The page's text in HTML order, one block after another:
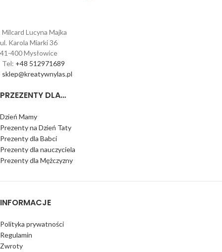
Milcard Lucyna Majka
ul. Karola Miarki 36
41-400 Mysłowice
Tel: +48 512971689
sklep@kreatywnylas.pl
PRZEZENTY DLA…
Dzień Mamy
Prezenty na Dzień Taty
Prezenty dla Babci
Prezenty dla nauczyciela
Prezenty dla Mężczyzny
INFORMACJE
Polityka prywatności
Regulamin
Zwroty